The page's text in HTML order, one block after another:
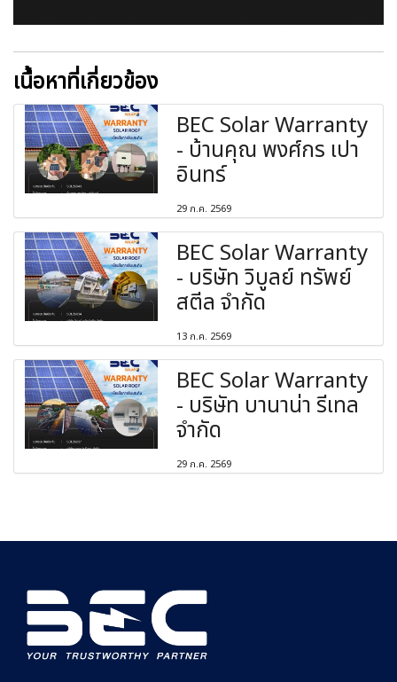
เนื้อหาที่เกี่ยวข้อง
BEC Solar Warranty
- บ้านคุณ พงศ์กร เปา
อินทร์
29 ก.ค. 2569
BEC Solar Warranty
- บริษัท วิบูลย์ ทรัพย์
สตีล จำกัด
13 ก.ค. 2569
BEC Solar Warranty
- บริษัท บานาน่า รีเทล
จำกัด
29 ก.ค. 2569